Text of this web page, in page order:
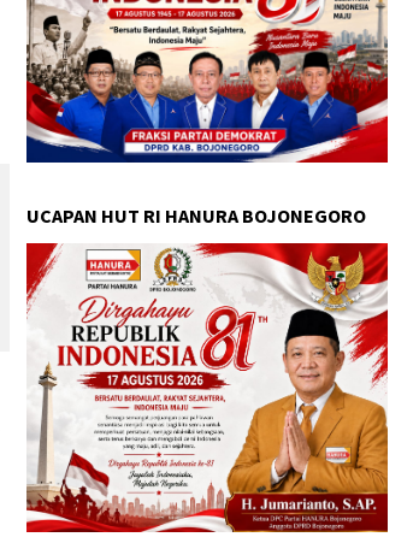
UCAPAN HUT RI HANURA BOJONEGORO